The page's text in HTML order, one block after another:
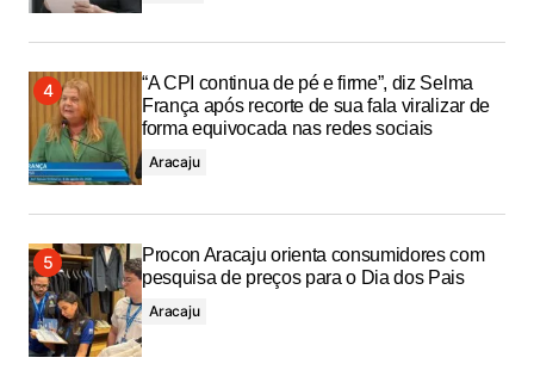
“A CPI continua de pé e firme”, diz Selma
França após recorte de sua fala viralizar de
forma equivocada nas redes sociais
Aracaju
Procon Aracaju orienta consumidores com
pesquisa de preços para o Dia dos Pais
Aracaju